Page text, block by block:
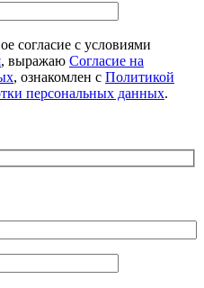
согласие с условиями
, выражаю Согласие на
, ознакомлен с Политикой
персональных данных.